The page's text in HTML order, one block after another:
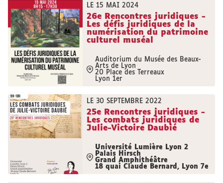
LE 15 MAI 2024
26e Rencontres juridiques -
Les défis juridiques de la
numérisation du patrimoine
culturel muséal
Auditorium du Musée des Beaux-
Arts de Lyon
20 Place des Terreaux
Lyon 1er
LE 30 SEPTEMBRE 2022
25e Rencontres juridiques -
Les combats juridiques de
Julie-Victoire Daubié
Université Lumière Lyon 2
Palais Hirsch
Grand Amphithéâtre
18 quai Claude Bernard, Lyon 7e